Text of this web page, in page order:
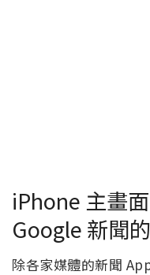
iPhone 主畫
Google 新聞
除各家媒體的新聞